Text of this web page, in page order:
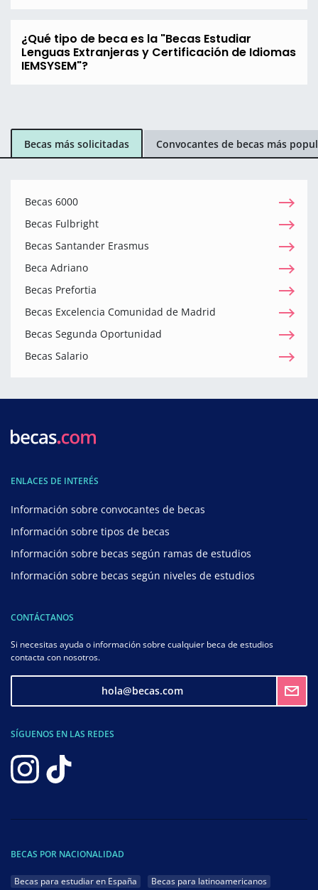
¿Qué tipo de beca es la "Becas Estudiar
Lenguas Extranjeras y Certificación de Idiomas
IEMSYSEM"?
Becas más solicitadas Convocantes de becas más
Becas 6000
Becas Fulbright
Becas Santander Erasmus
Beca Adriano
Becas Prefortia
Becas Excelencia Comunidad de Madrid
Becas Segunda Oportunidad
Becas Salario
ENLACES DE INTERÉS
Información sobre convocantes de becas
Información sobre tipos de becas
Información sobre becas según ramas de estudios
Información sobre becas según niveles de estudios
CONTÁCTANOS
Si necesitas ayuda o información sobre cualquier beca de estudios
contacta con nosotros.
hola@becas.com
SÍGUENOS EN LAS REDES
BECAS POR NACIONALIDAD
Becas para estudiar en España Becas para latinoamericanos